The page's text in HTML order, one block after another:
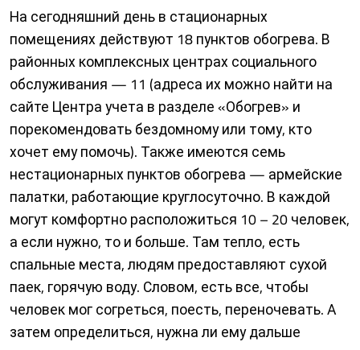
На сегодняшний день в стационарных
помещениях действуют 18 пунктов обогрева. В
районных комплексных центрах социального
обслуживания — 11 (адреса их можно найти на
сайте Цент­ра учета в разделе «Обогрев» и
порекомендовать бездомному или тому, кто
хочет ему помочь). Также имеются семь
нестационарных пунктов обогрева — армейские
палатки, работающие круг­лосуточно. В каждой
могут комфортно расположиться 10 – 20 человек,
а если нужно, то и больше. Там тепло, есть
спальные места, людям предоставляют сухой
паек, горячую воду. Словом, есть все, чтобы
человек мог согреться, поесть, переночевать. А
затем определиться, нужна ли ему дальше